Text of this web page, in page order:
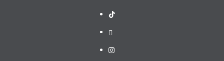
TikTok
threads
Instagram